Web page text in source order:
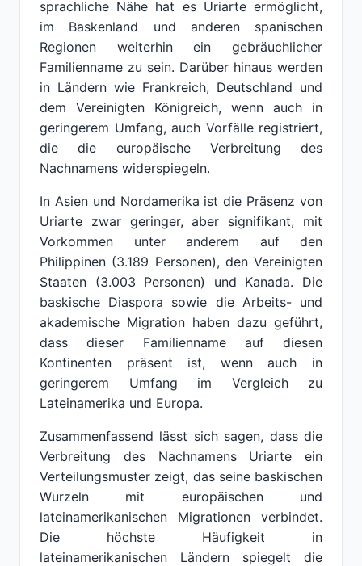
sprachliche Nähe hat es Uriarte ermöglicht,
im Baskenland und anderen spanischen
Regionen weiterhin ein gebräuchlicher
Familienname zu sein. Darüber hinaus werden
in Ländern wie Frankreich, Deutschland und
dem Vereinigten Königreich, wenn auch in
geringerem Umfang, auch Vorfälle registriert,
die die europäische Verbreitung des
Nachnamens widerspiegeln.
In Asien und Nordamerika ist die Präsenz von
Uriarte zwar geringer, aber signifikant, mit
Vorkommen unter anderem auf den
Philippinen (3.189 Personen), den Vereinigten
Staaten (3.003 Personen) und Kanada. Die
baskische Diaspora sowie die Arbeits- und
akademische Migration haben dazu geführt,
dass dieser Familienname auf diesen
Kontinenten präsent ist, wenn auch in
geringerem Umfang im Vergleich zu
Lateinamerika und Europa.
Zusammenfassend lässt sich sagen, dass die
Verbreitung des Nachnamens Uriarte ein
Verteilungsmuster zeigt, das seine baskischen
Wurzeln mit europäischen und
lateinamerikanischen Migrationen verbindet.
Die höchste Häufigkeit in
lateinamerikanischen Ländern spiegelt die